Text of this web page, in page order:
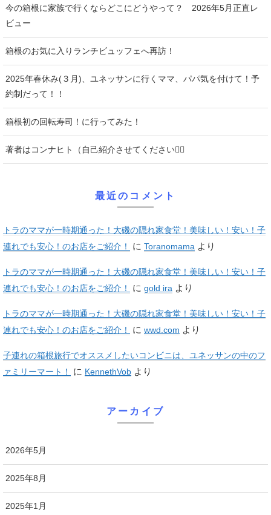
今の箱根に家族で行くならどこにどうやって？ 2026年5月正直レ
ビュー
箱根のお気に入りランチビュッフェへ再訪！
2025年春休み(３月)、ユネッサンに行くママ、パパ気を付けて！予
約制だって！！
箱根初の回転寿司！に行ってみた！
著者はコンナヒト（自己紹介させてください♡⃛
最近のコメント
トラのママが一時期通った！大磯の隠れ家食堂！美味しい！安い！子
連れでも安心！のお店をご紹介！
に Toranomama より
トラのママが一時期通った！大磯の隠れ家食堂！美味しい！安い！子
連れでも安心！のお店をご紹介！
に gold ira より
トラのママが一時期通った！大磯の隠れ家食堂！美味しい！安い！子
連れでも安心！のお店をご紹介！
に wwd.com より
子連れの箱根旅行でオススメしたいコンビニは、ユネッサンの中のフ
ァミリーマート！
に KennethVob より
アーカイブ
2026年5月
2025年8月
2025年1月